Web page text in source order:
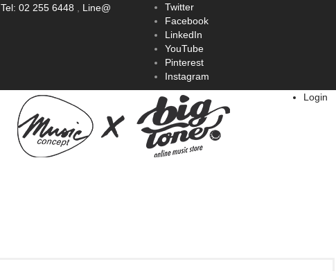
Tel: 02 255 6448 Line@
Twitter
Facebook
LinkedIn
YouTube
Pinterest
Instagram
Login